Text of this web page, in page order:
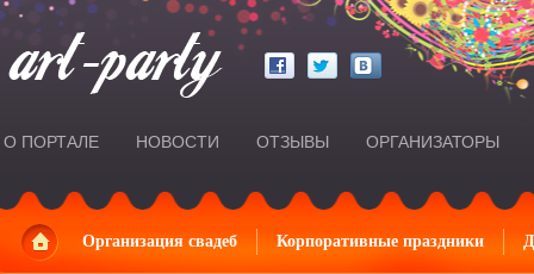
О ПОРТАЛЕ НОВОСТИ ОТЗЫВЫ ОРГАНИЗАТОРЫ
ГлавнаяОрганизация свадеб Корпоративные праздники